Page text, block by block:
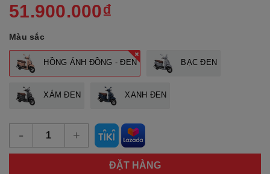
51.900.000₫
Màu sắc
HỒNG ÁNH ĐỒNG - ĐEN BẠC ĐEN
XÁM ĐEN XANH ĐEN
- +
ĐẶT HÀNG